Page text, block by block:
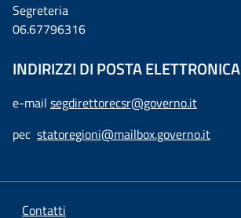
Segreteria
06.67796316
INDIRIZZI DI POSTA ELETTRONICA
e-mail segdirettorecsr@governo.it
pec statoregioni@mailbox.governo.it
Contatti